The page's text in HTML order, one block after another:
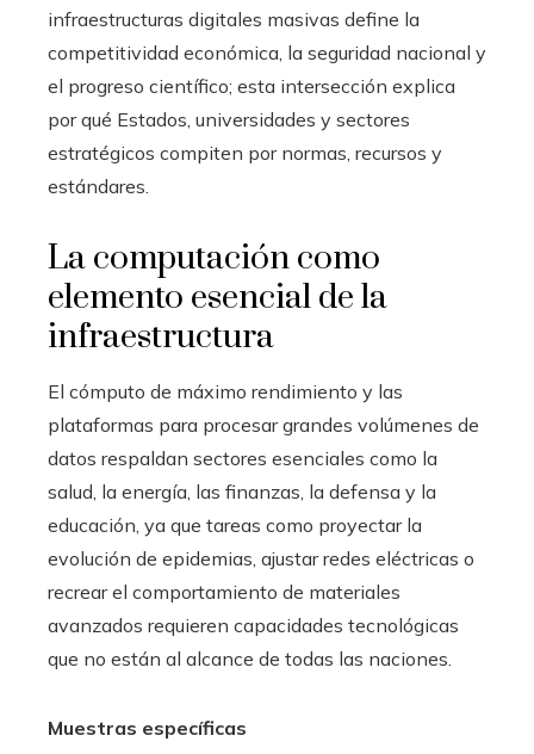
infraestructuras digitales masivas define la
competitividad económica, la seguridad nacional y
el progreso científico; esta intersección explica
por qué Estados, universidades y sectores
estratégicos compiten por normas, recursos y
estándares.
La computación como
elemento esencial de la
infraestructura
El cómputo de máximo rendimiento y las
plataformas para procesar grandes volúmenes de
datos respaldan sectores esenciales como la
salud, la energía, las finanzas, la defensa y la
educación, ya que tareas como proyectar la
evolución de epidemias, ajustar redes eléctricas o
recrear el comportamiento de materiales
avanzados requieren capacidades tecnológicas
que no están al alcance de todas las naciones.
Muestras específicas